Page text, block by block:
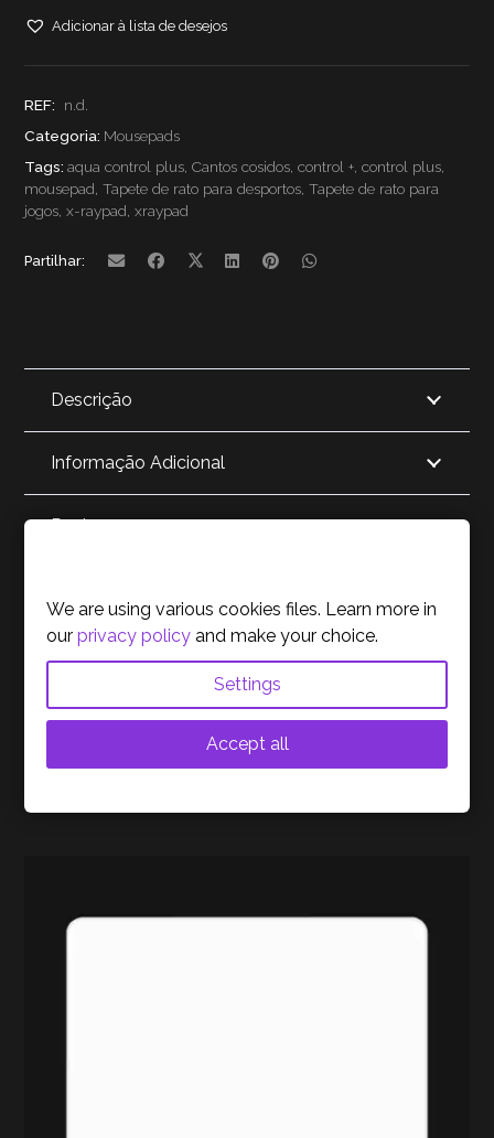
Mousepad
raypad
Aqua
Control
Plus
Adicionar à lista de desejos
REF:
n.d.
Categoria: Mousepads
Tags:aqua control plus,Cantos cosidos,control +,control plus,
mousepad,Tapete de rato para desportos,Tapete de rato para
jogos,x-raypad,xraypad
Partilhar:
Descrição
Informação Adicional
Reviews
We are using various cookies files. Learn more in
ourprivacy policy and make your choice.
Settings
Accept all